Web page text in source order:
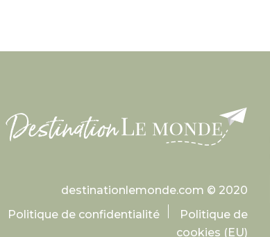
destinationlemonde.com © 2020
Politique de confidentialité
Politique de
cookies (EU)